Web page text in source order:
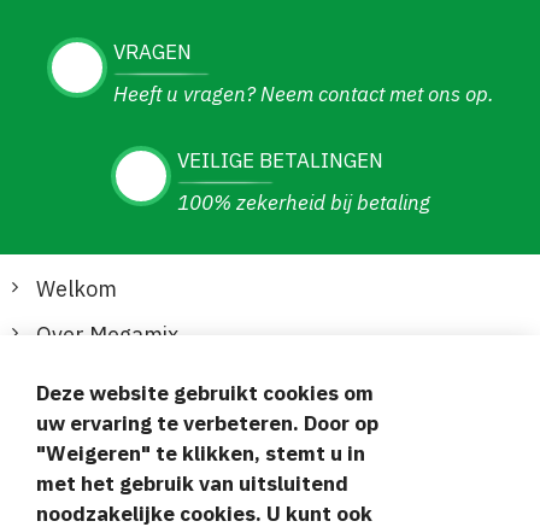
VRAGEN
Heeft u vragen? Neem contact met ons op.
VEILIGE BETALINGEN
100% zekerheid bij betaling
Welkom
Over Megamix
Informatie
Klantenservice
Veilige en gemakkelijke betalingen
Deze website gebruikt cookies om
uw ervaring te verbeteren. Door op
"Weigeren" te klikken, stemt u in
met het gebruik van uitsluitend
noodzakelijke cookies. U kunt ook